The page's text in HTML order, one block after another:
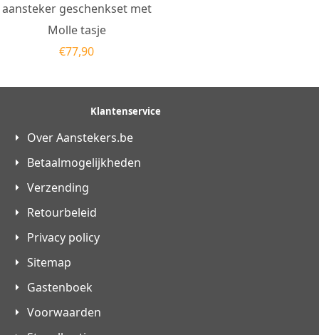
aansteker geschenkset met
Molle tasje
€77,90
Klantenservice
Over Aanstekers.be
Betaalmogelijkheden
Verzending
Retourbeleid
Privacy policy
Sitemap
Gastenboek
Voorwaarden